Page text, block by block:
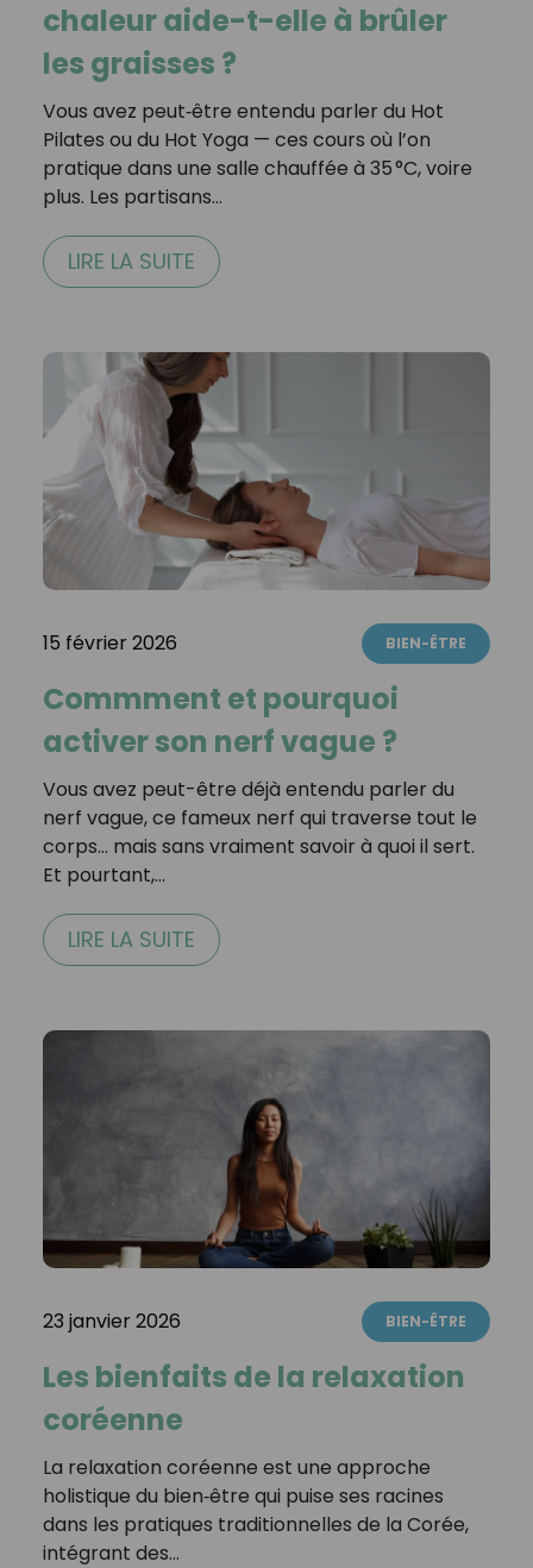
chaleur aide-t-elle à brûler
les graisses ?
Vous avez peut‑être entendu parler du Hot
Pilates ou du Hot Yoga — ces cours où l’on
pratique dans une salle chauffée à 35 °C, voire
plus. Les partisans…
LIRE LA SUITE
15 février 2026 BIEN-ÊTRE
Commment et pourquoi
activer son nerf vague ?
Vous avez peut-être déjà entendu parler du
nerf vague, ce fameux nerf qui traverse tout le
corps… mais sans vraiment savoir à quoi il sert.
Et pourtant,…
LIRE LA SUITE
23 janvier 2026 BIEN-ÊTRE
Les bienfaits de la relaxation
coréenne
La relaxation coréenne est une approche
holistique du bien‑être qui puise ses racines
dans les pratiques traditionnelles de la Corée,
intégrant des…